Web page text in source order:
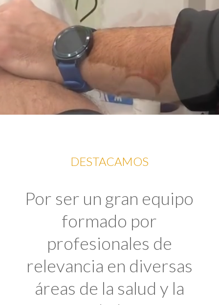
DESTACAMOS
Por ser un gran equipo
formado por
profesionales de
relevancia en diversas
áreas de la salud y la